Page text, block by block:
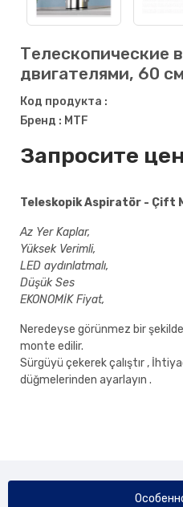
Телескопические
двигателями, 60 см
Код продукта :
Бренд : MTF
Запросите
Teleskopik Aspiratör - Çift
Az Yer Kaplar,
Yüksek Verimli,
LED aydınlatmalı,
Düşük Ses
EKONOMİK Fiyat,
Neredeyse görünmez bir
monte edilir.
Sürgüyü çekerek çalıştır ,
düğmelerinden ayarlayın .